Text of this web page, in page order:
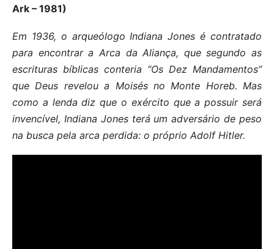
Ark – 1981)
Em 1936, o arqueólogo Indiana Jones é contratado
para encontrar a Arca da Aliança, que segundo as
escrituras bíblicas conteria “Os Dez Mandamentos”
que Deus revelou a Moisés no Monte Horeb. Mas
como a lenda diz que o exército que a possuir será
invencível, Indiana Jones terá um adversário de peso
na busca pela arca perdida: o próprio Adolf Hitler.